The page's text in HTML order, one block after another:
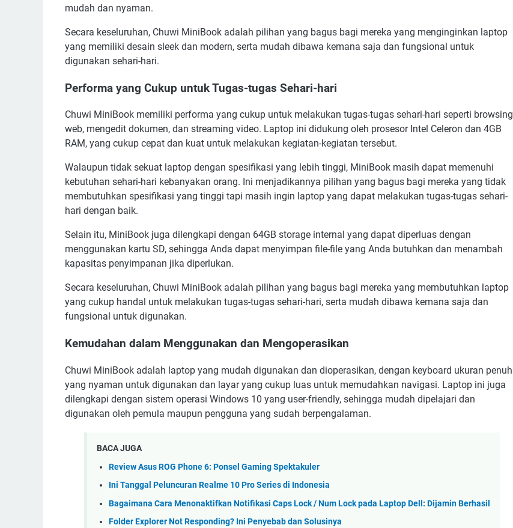
mudah dan nyaman.
Secara keseluruhan, Chuwi MiniBook adalah pilihan yang bagus bagi mereka yang menginginkan laptop
yang memiliki desain sleek dan modern, serta mudah dibawa kemana saja dan fungsional untuk
digunakan sehari-hari.
Performa yang Cukup untuk Tugas-tugas Sehari-hari
Chuwi MiniBook memiliki performa yang cukup untuk melakukan tugas-tugas sehari-hari seperti browsing
web, mengedit dokumen, dan streaming video. Laptop ini didukung oleh prosesor Intel Celeron dan 4GB
RAM, yang cukup cepat dan kuat untuk melakukan kegiatan-kegiatan tersebut.
Walaupun tidak sekuat laptop dengan spesifikasi yang lebih tinggi, MiniBook masih dapat memenuhi
kebutuhan sehari-hari kebanyakan orang. Ini menjadikannya pilihan yang bagus bagi mereka yang tidak
membutuhkan spesifikasi yang tinggi tapi masih ingin laptop yang dapat melakukan tugas-tugas sehari-
hari dengan baik.
Selain itu, MiniBook juga dilengkapi dengan 64GB storage internal yang dapat diperluas dengan
menggunakan kartu SD, sehingga Anda dapat menyimpan file-file yang Anda butuhkan dan menambah
kapasitas penyimpanan jika diperlukan.
Secara keseluruhan, Chuwi MiniBook adalah pilihan yang bagus bagi mereka yang membutuhkan laptop
yang cukup handal untuk melakukan tugas-tugas sehari-hari, serta mudah dibawa kemana saja dan
fungsional untuk digunakan.
Kemudahan dalam Menggunakan dan Mengoperasikan
Chuwi MiniBook adalah laptop yang mudah digunakan dan dioperasikan, dengan keyboard ukuran penuh
yang nyaman untuk digunakan dan layar yang cukup luas untuk memudahkan navigasi. Laptop ini juga
dilengkapi dengan sistem operasi Windows 10 yang user-friendly, sehingga mudah dipelajari dan
digunakan oleh pemula maupun pengguna yang sudah berpengalaman.
BACA JUGA
Review Asus ROG Phone 6: Ponsel Gaming Spektakuler
Ini Tanggal Peluncuran Realme 10 Pro Series di Indonesia
Bagaimana Cara Menonaktifkan Notifikasi Caps Lock / Num Lock pada Laptop Dell: Dijamin Berhasil
Folder Explorer Not Responding? Ini Penyebab dan Solusinya